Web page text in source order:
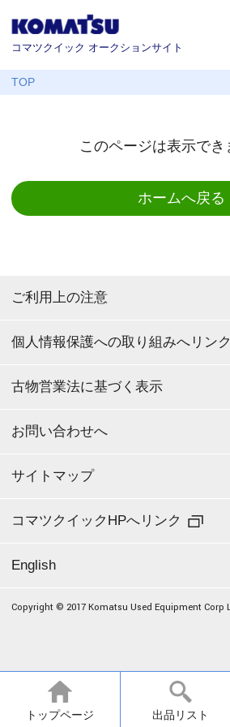
コマツクイック オークションサイト
トップページ 出品リスト
TOP
このページは表示でき
ホームへ戻る
ご利用上の注意
個人情報保護への取り組みへリンク
古物営業法に基づく表示
お問い合わせへ
サイトマップ
コマツクイックHPへリンク
English
Copyright © 2017 Komatsu Used Equipment Corp